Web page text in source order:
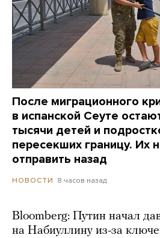
После миграционного
в испанской Сеуте
тысячи детей и
пересекших границу. Их
отправить назад
НОВОСТИ 8 часов назад
Bloomberg: Путин начал
на Набиуллину из-за